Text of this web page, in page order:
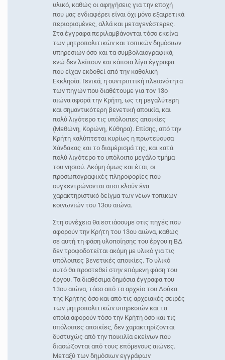
υλικό, καθώς οι αφηγήσεις για την εποχή
που μας ενδιαφέρει είναι όχι μόνο εξαιρετικά
περιορισμένες, αλλά και μεταγενέστερες.
Στα έγγραφα περιλαμβάνονται τόσο εκείνα
των μητροπολιτικών και τοπικών δημόσιων
υπηρεσιών όσο και τα συμβολαιογραφικά,
ενώ δεν λείπουν και κάποια λίγα έγγραφα
που είχαν εκδοθεί από την καθολική
Εκκλησία. Γενικά, η συντριπτική πλειονότητα
των πηγών που διαθέτουμε για τον 13ο
αιώνα αφορά την Κρήτη, ως τη μεγαλύτερη
και σημαντικότερη βενετική αποικία, και
πολύ λιγότερο τις υπόλοιπες αποικίες
(Μεθώνη, Κορώνη, Κύθηρα). Επίσης, από την
Κρήτη καλύπτεται κυρίως η πρωτεύουσα
Χάνδακας και το διαμέρισμά της, και κατά
πολύ λιγότερο το υπόλοιπο μεγάλο τμήμα
του νησιού. Ακόμη όμως και έτσι, οι
προσωπογραφικές πληροφορίες που
συγκεντρώνονται αποτελούν ένα
χαρακτηριστικό δείγμα των νέων τοπικών
κοινωνιών του 13ου αιώνα.
Στη συνέχεια θα εστιάσουμε στις πηγές που
αφορούν την Κρήτη του 13ου αιώνα, καθώς
σε αυτή τη φάση υλοποίησης του έργου η ΒΔ
δεν τροφοδοτείται ακόμη με υλικό για τις
υπόλοιπες βενετικές αποικίες. Το υλικό
αυτό θα προστεθεί στην επόμενη φάση του
έργου. Τα διαθέσιμα δημόσια έγγραφα του
13ου αιώνα, τόσο από το αρχείο του Δούκα
της Κρήτης όσο και από τις αρχειακές σειρές
των μητροπολιτικών υπηρεσιών και τα
οποία αφορούν τόσο την Κρήτη όσο και τις
υπόλοιπες αποικίες, δεν χαρακτηρίζονται
δυστυχώς από την ποικιλία εκείνων που
διασώζονται από τους επόμενους αιώνες.
Μεταξύ των δημόσιων εγγράφων